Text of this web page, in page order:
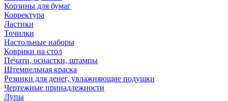
Корзины для бумаг
Корректура
Ластики
Точилки
Настольные наборы
Коврики на стол
Печати, оснастки, штампы
Штемпельная краска
Резинки для денег, увлажняющие подушки
Чертежные принадлежности
Лупы